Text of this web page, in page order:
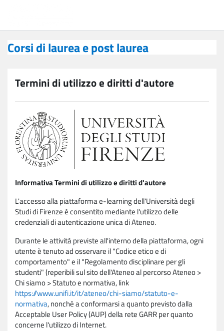
Corsi di laurea e post laurea
Termini di utilizzo e diritti d'autore
Informativa Termini di utilizzo e diritti d'autore
L'accesso alla piattaforma e-learning dell'Università degli
Studi di Firenze è consentito mediante l'utilizzo delle
credenziali di autenticazione unica di Ateneo.
Durante le attività previste all'interno della piattaforma, ogni
utente è tenuto ad osservare il "Codice etico e di
comportamento" e il "Regolamento disciplinare per gli
studenti" (reperibili sul sito dell'Ateneo al percorso Ateneo >
Chi siamo > Statuto e normativa, link
https://www.unifi.it/it/ateneo/chi-siamo/statuto-e-
normativa, nonché a conformarsi a quanto previsto dalla
Acceptable User Policy (AUP) della rete GARR per quanto
concerne l'utilizzo di Internet.